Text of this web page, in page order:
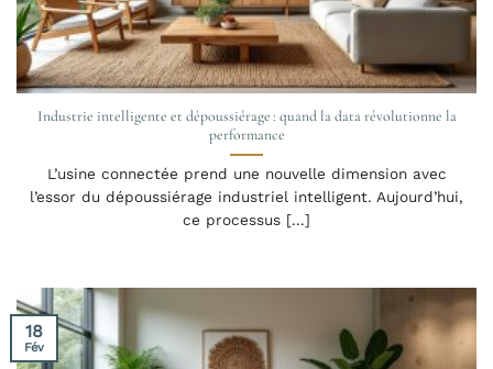
Industrie intelligente et dépoussiérage : quand la data révolutionne la
performance
L’usine connectée prend une nouvelle dimension avec
l’essor du dépoussiérage industriel intelligent. Aujourd’hui,
ce processus [...]
18
Fév